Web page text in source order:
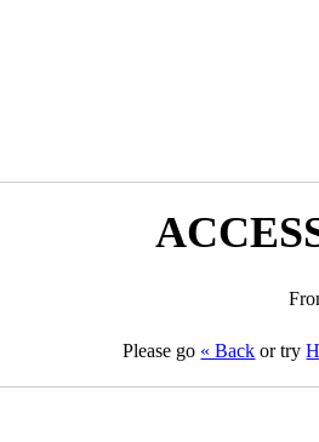
Please go « Back or try